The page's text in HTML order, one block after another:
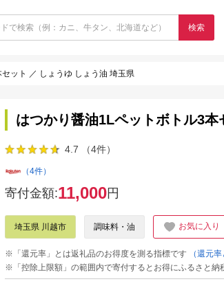
検索
ット ／ しょうゆ しょう油 埼玉県
はつかり醤油1Lペットボトル3
4.7 （4件）
（4件）
寄付金額:11,000円
埼玉県 川越市 調味料・油 お気に入り
※「還元率」とは返礼品のお得度を測る指標です
（還元率
※「控除上限額」の範囲内で寄付するとお得にふるさと納